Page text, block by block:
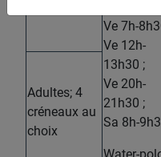
Ve 7h-
Ve 12h-
13h30 ;
Ve 20h-
21h30 ;
Sa 8h-
Adultes; 4
créneaux au
choix